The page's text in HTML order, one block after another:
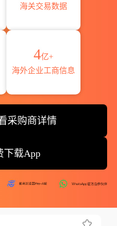
海关交易数据
4亿+
海外企业工商信息
采购商详情
下载App